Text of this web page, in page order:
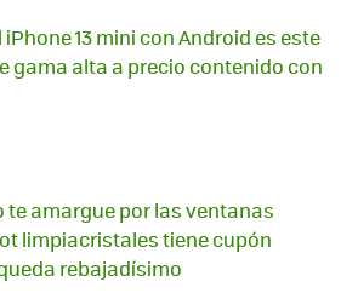
13 mini con Android es este
gama alta a precio contenido con
te amargue por las ventanas
limpiacristales tiene cupón
rebajadísimo